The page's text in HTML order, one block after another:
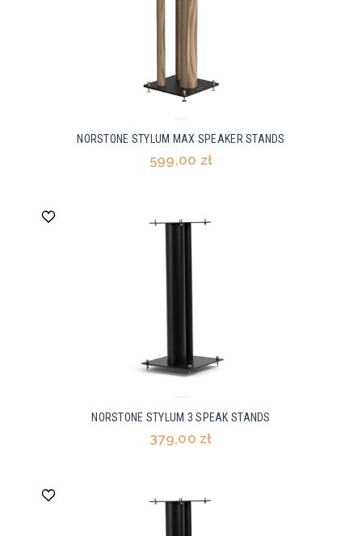
NORSTONE STYLUM MAX SPEAKER STANDS
599,00 zł
NORSTONE STYLUM 3 SPEAK STANDS
379,00 zł